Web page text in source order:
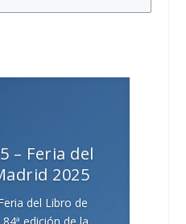
– Feria del
2025
del Libro de